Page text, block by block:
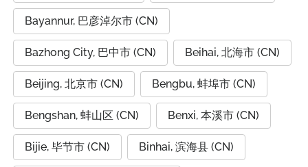
Bayannur, 巴彦淖尔市 (CN)
Bazhong City, 巴中市 (CN) Beihai, 北海市 (CN)
Beijing, 北京市 (CN) Bengbu, 蚌埠市 (CN)
Bengshan, 蚌山区 (CN) Benxi, 本溪市 (CN)
Bijie, 毕节市 (CN) Binhai, 滨海县 (CN)